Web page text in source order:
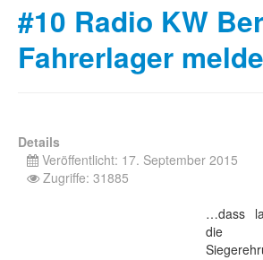
#10 Radio KW
Fahrerlager
Details
Veröffentlicht: 17. September 2015
Zugriffe: 31885
…dass
die